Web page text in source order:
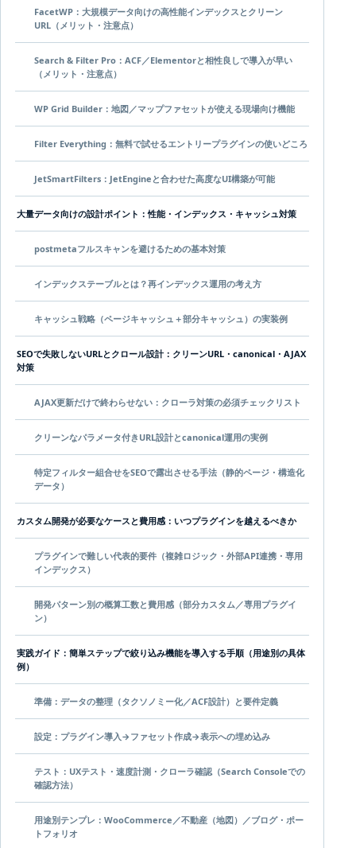
FacetWP：大規模データ向けの高性能インデックスとクリーン
URL（メリット・注意点）
Search & Filter Pro：ACF／Elementorと相性良しで導入が早い
（メリット・注意点）
WP Grid Builder：地図／マップファセットが使える現場向け機能
Filter Everything：無料で試せるエントリープラグインの使いどころ
JetSmartFilters：JetEngineと合わせた高度なUI構築が可能
大量データ向けの設計ポイント：性能・インデックス・キャッシュ対策
postmetaフルスキャンを避けるための基本対策
インデックステーブルとは？再インデックス運用の考え方
キャッシュ戦略（ページキャッシュ＋部分キャッシュ）の実装例
SEOで失敗しないURLとクロール設計：クリーンURL・canonical・AJAX
対策
AJAX更新だけで終わらせない：クローラ対策の必須チェックリスト
クリーンなパラメータ付きURL設計とcanonical運用の実例
特定フィルター組合せをSEOで露出させる手法（静的ページ・構造化
データ）
カスタム開発が必要なケースと費用感：いつプラグインを越えるべきか
プラグインで難しい代表的要件（複雑ロジック・外部API連携・専用
インデックス）
開発パターン別の概算工数と費用感（部分カスタム／専用プラグイ
ン）
実践ガイド：簡単ステップで絞り込み機能を導入する手順（用途別の具体
例）
準備：データの整理（タクソノミー化／ACF設計）と要件定義
設定：プラグイン導入→ファセット作成→表示への埋め込み
テスト：UXテスト・速度計測・クローラ確認（Search Consoleでの
確認方法）
用途別テンプレ：WooCommerce／不動産（地図）／ブログ・ポー
トフォリオ